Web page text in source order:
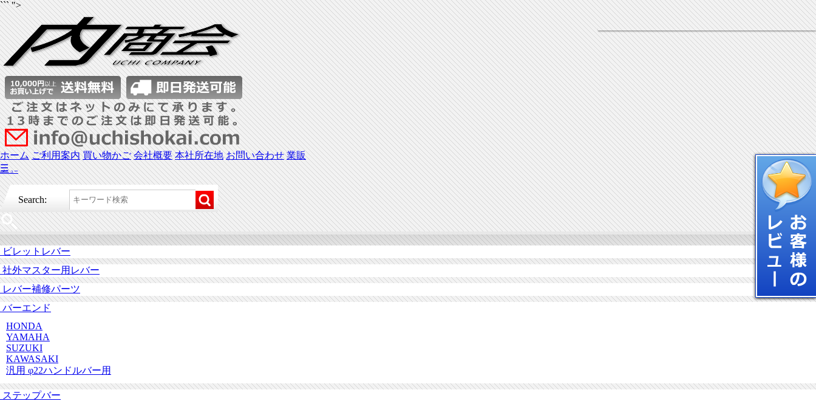
``` ">
ホーム ご利用案内 買い物かご 会社概要 本社所在地 お問い合わせ 業販
☰
メニュー
Search:
ビレットレバー
社外マスター用レバー
レバー補修パーツ
バーエンド
HONDA
YAMAHA
SUZUKI
KAWASAKI
汎用 φ22ハンドルバー用
ステップバー